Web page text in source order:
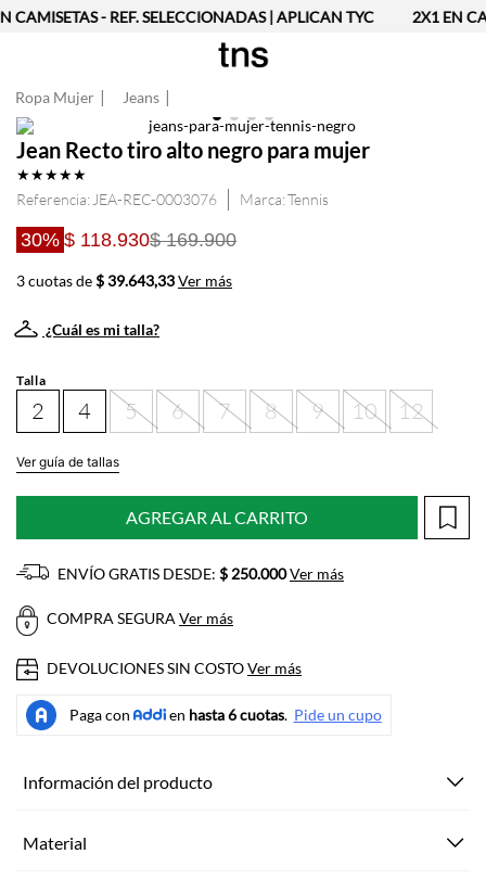
CAMISETAS - REF. SELECCIONADAS | APLICAN TYC 2X1 EN
Ropa Mujer Jeans
Jean Recto tiro alto negro para mujer
★★★★★
Referencia:JEA-REC-0003076 Tennis
30% $ 118.930$ 169.900
3 cuotas de$ 39.643,33Ver más
¿Cuál es mi talla?
Talla
2 4 5 6 7 8 9 10 12
Ver guía de tallas
AGREGAR AL CARRITO
ENVÍO GRATIS DESDE: $ 250.000Ver más
COMPRA SEGURAVer más
DEVOLUCIONES SIN COSTOVer más
Información del producto
Material